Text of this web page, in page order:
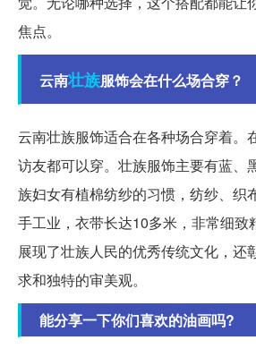
焦点。
云南壮族服饰会在什么场合穿？
云南壮族服饰适合在各种场合穿着。
访友都可以穿。壮族服饰主要有蓝、
族妇女有植棉纺纱的习惯，纺纱、织
手工业，衣带长达10多米，非常细致
展现了壮族人民的优秀传统文化，还
求和独特的审美观。
能分享一下你们喜欢的油画吗?